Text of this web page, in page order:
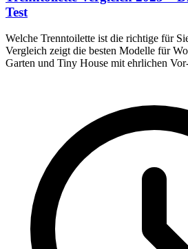
Test
Welche Trenntoilette ist die richtige für
Vergleich zeigt die besten Modelle für
Garten und Tiny House mit ehrlichen